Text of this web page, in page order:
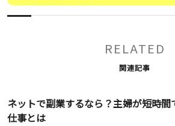
RELATED
関連記事
ネットで副業するなら？主婦が短時
仕事とは